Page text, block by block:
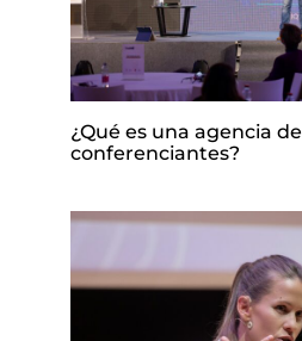
¿Qué es una agencia de
conferenciantes?